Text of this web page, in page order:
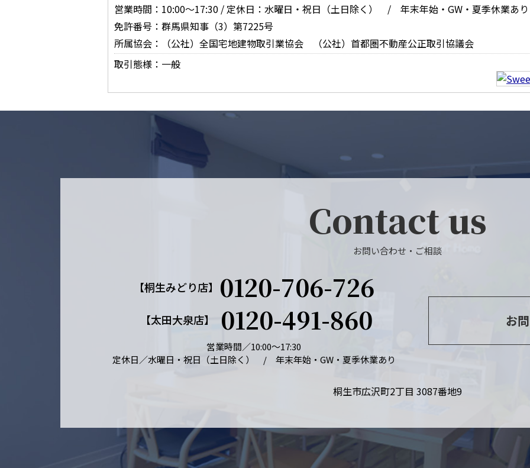
営業時間：10:00～17:30 / 定休日：水曜日・祝日（土日除く） / 年末年始・GW・夏季休業あり
免許番号：群馬県知事（3）第7225号
所属協会：（公社）全国宅地建物取引業協会 （公社）首都圏不動産公正取引協議会
取引態様：一般
Contact us
お問い合わせ・ご相談
【桐生みどり店】 0120-706-726
【太田大泉店】 0120-491-860
営業時間／10:00～17:30
定休日／水曜日・祝日（土日除く） / 年末年始・GW・夏季休業あり
お
桐生市広沢町2丁目 3087番地9